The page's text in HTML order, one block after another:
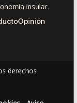
insular.
Opinión
derechos